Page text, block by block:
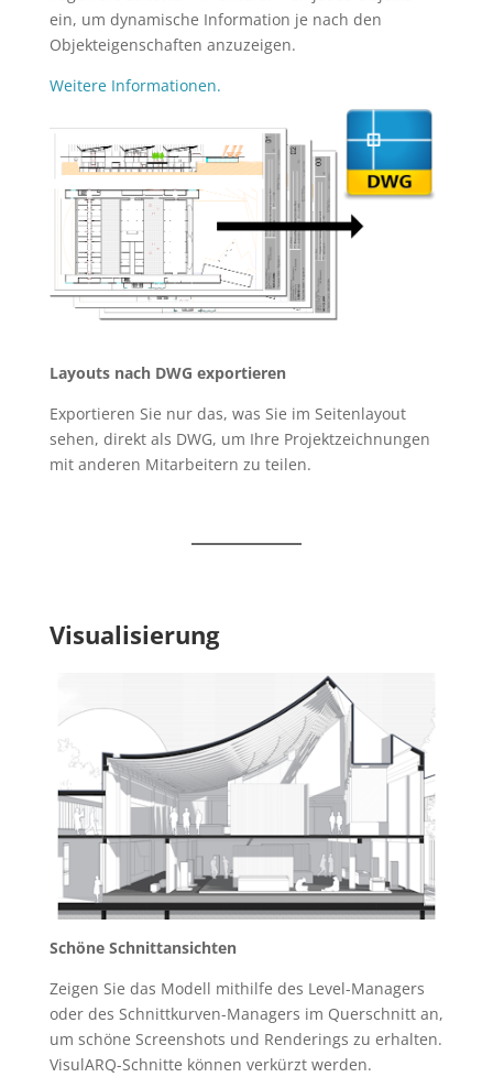
ein, um dynamische Information je nach den
Objekteigenschaften anzuzeigen.
Weitere Informationen.
Layouts nach DWG exportieren
Exportieren Sie nur das, was Sie im Seitenlayout
sehen, direkt als DWG, um Ihre Projektzeichnungen
mit anderen Mitarbeitern zu teilen.
Visualisierung
Schöne Schnittansichten
Zeigen Sie das Modell mithilfe des Level-Managers
oder des Schnittkurven-Managers im Querschnitt an,
um schöne Screenshots und Renderings zu erhalten.
VisulARQ-Schnitte können verkürzt werden.